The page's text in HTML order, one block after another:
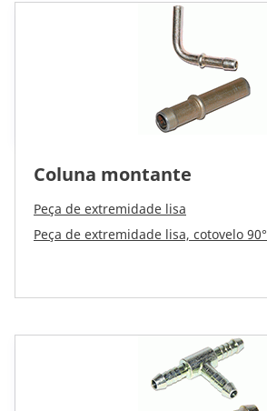
Coluna montante
Peça de extremidade lisa
Peça de extremidade lisa, cotovelo 90°